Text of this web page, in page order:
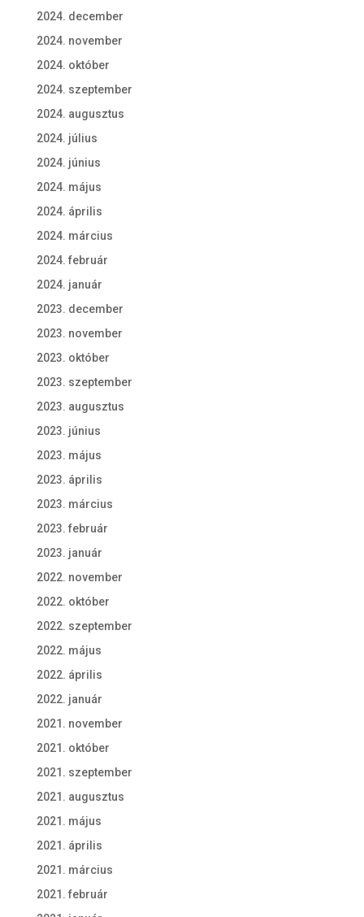
2024. december
2024. november
2024. október
2024. szeptember
2024. augusztus
2024. július
2024. június
2024. május
2024. április
2024. március
2024. február
2024. január
2023. december
2023. november
2023. október
2023. szeptember
2023. augusztus
2023. június
2023. május
2023. április
2023. március
2023. február
2023. január
2022. november
2022. október
2022. szeptember
2022. május
2022. április
2022. január
2021. november
2021. október
2021. szeptember
2021. augusztus
2021. május
2021. április
2021. március
2021. február